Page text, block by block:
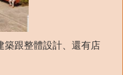
築跟整體設計、還有店